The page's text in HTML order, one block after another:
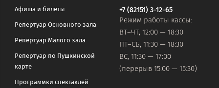
Афиша и билеты
Репертуар Основного зала
Репертуар Малого зала
Репертуар по Пушкинской
карте
Программки спектаклей
+7 (82151) 3-12-65
Режим работы кассы:
ВТ–ЧТ, 12:00 — 18:30
ПТ–СБ, 11:30 — 18:30
ВС, 11:30 — 17:00
(перерыв 15:00 — 15:30)